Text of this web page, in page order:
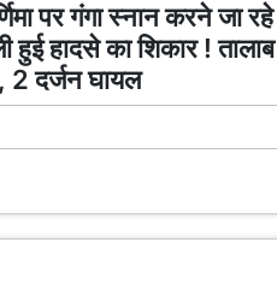
पर गंगा स्नान करने जा रहे
हादसे का शिकार ! तालाब
2 दर्जन घायल